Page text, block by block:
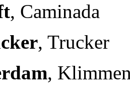
, Caminada
, Trucker
,